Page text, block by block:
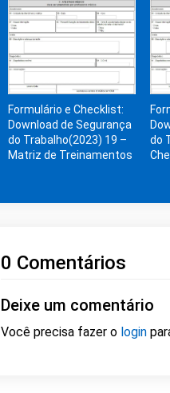
Formulário e Checklist:
Download de Segurança
do Trabalho(2023) 19 –
Matriz de Treinamentos
do
0 Comentários
Deixe um comentário
Você precisa fazer o login